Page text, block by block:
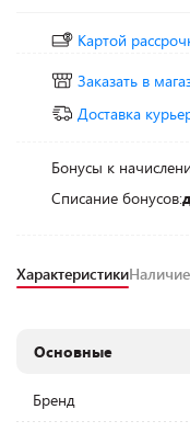
Картой
Заказать в
Доставка
Бонусы к
Списание бонусов:
Характеристики
Основные
Бренд